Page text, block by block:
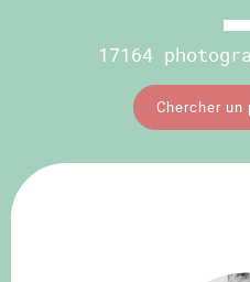
17164
Chercher un